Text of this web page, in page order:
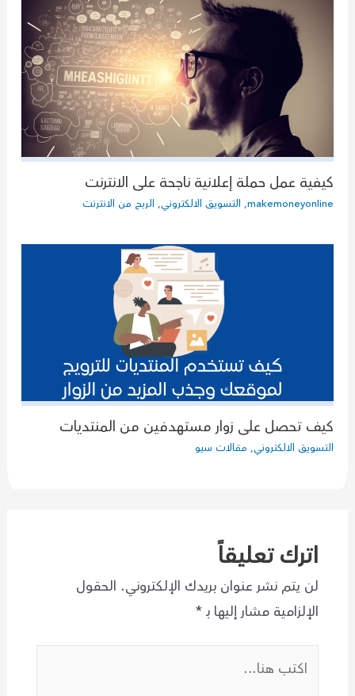
كيفية عمل حملة إعلانية ناجحة على الانترنت
makemoneyonline
, التسويق الالكتروني, الربح من الانترنت
كيف تحصل على زوار مستهدفين من المنتديات
التسويق الالكتروني, مقالات سيو
اترك تعليقاً
لن يتم نشر عنوان بريدك الإلكتروني. الحقول
الإلزامية مشار إليها بـ*